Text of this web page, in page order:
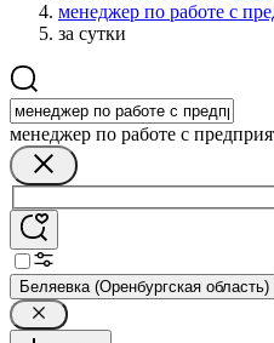
менеджер по работе с
за сутки
менеджер по работе с
Беляевка (Оренбургская область)